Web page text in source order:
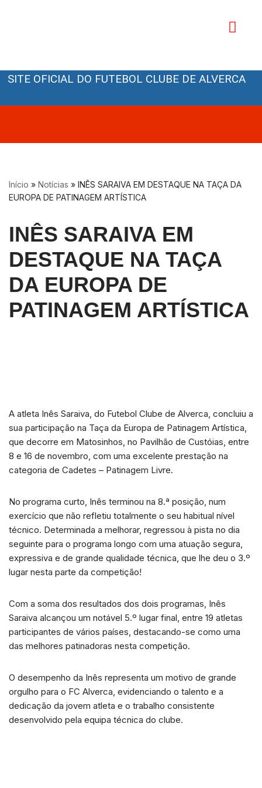
conteúdo
SITE OFICIAL DO FUTEBOL CLUBE DE ALVERCA
Início » Notícias » INÊS SARAIVA EM DESTAQUE NA TAÇA DA
EUROPA DE PATINAGEM ARTÍSTICA
INÊS SARAIVA EM
DESTAQUE NA TAÇA
DA EUROPA DE
PATINAGEM ARTÍSTICA
A atleta Inês Saraiva, do Futebol Clube de Alverca, concluiu a
sua participação na Taça da Europa de Patinagem Artística,
que decorre em Matosinhos, no Pavilhão de Custóias, entre
8 e 16 de novembro, com uma excelente prestação na
categoria de Cadetes – Patinagem Livre.
No programa curto, Inês terminou na 8.ª posição, num
exercício que não refletiu totalmente o seu habitual nível
técnico. Determinada a melhorar, regressou à pista no dia
seguinte para o programa longo com uma atuação segura,
expressiva e de grande qualidade técnica, que lhe deu o 3.º
lugar nesta parte da competição!
Com a soma dos resultados dos dois programas, Inês
Saraiva alcançou um notável 5.º lugar final, entre 19 atletas
participantes de vários países, destacando-se como uma
das melhores patinadoras nesta competição.
O desempenho da Inês representa um motivo de grande
orgulho para o FC Alverca, evidenciando o talento e a
dedicação da jovem atleta e o trabalho consistente
desenvolvido pela equipa técnica do clube.